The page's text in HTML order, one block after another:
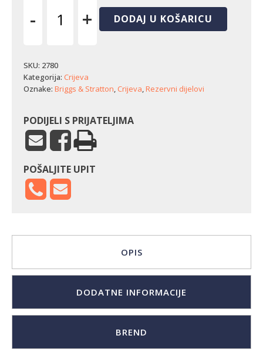
-
&
Stratton
(11
7,60
m)
količina
+ DODAJ U KOŠARICU
SKU: 2780
Kategorija: Crijeva
Oznake: Briggs & Stratton, Crijeva,Rezervni dijelovi
PODIJELI S PRIJATELJIMA
POŠALJITE UPIT
OPIS
DODATNE INFORMACIJE
BREND